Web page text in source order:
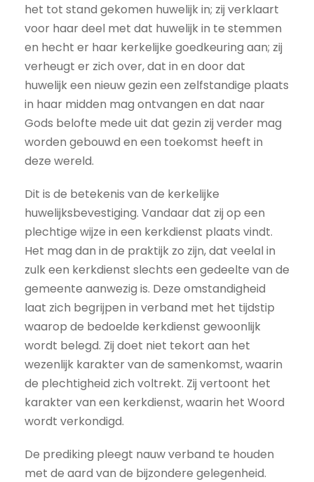
het tot stand gekomen huwelijk in; zij verklaart
voor haar deel met dat huwelijk in te stemmen
en hecht er haar kerkelijke goedkeuring aan; zij
verheugt er zich over, dat in en door dat
huwelijk een nieuw gezin een zelfstandige plaats
in haar midden mag ontvangen en dat naar
Gods belofte mede uit dat gezin zij verder mag
worden gebouwd en een toekomst heeft in
deze wereld.
Dit is de betekenis van de kerkelijke
huwelijksbevestiging. Vandaar dat zij op een
plechtige wijze in een kerkdienst plaats vindt.
Het mag dan in de praktijk zo zijn, dat veelal in
zulk een kerkdienst slechts een gedeelte van de
gemeente aanwezig is. Deze omstandigheid
laat zich begrijpen in verband met het tijdstip
waarop de bedoelde kerkdienst gewoonlijk
wordt belegd. Zij doet niet tekort aan het
wezenlijk karakter van de samenkomst, waarin
de plechtigheid zich voltrekt. Zij vertoont het
karakter van een kerkdienst, waarin het Woord
wordt verkondigd.
De prediking pleegt nauw verband te houden
met de aard van de bijzondere gelegenheid.